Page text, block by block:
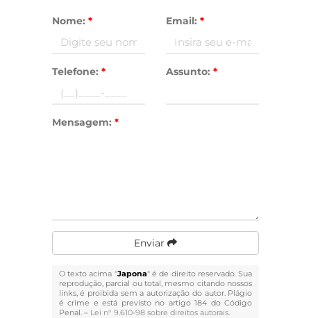
Nome: * Email: *
Telefone: * Assunto: *
Mensagem: *
Enviar
O texto acima "Japona" é de direito reservado. Sua
reprodução, parcial ou total, mesmo citando nossos
links, é proibida sem a autorização do autor. Plágio
é crime e está previsto no artigo 184 do Código
Penal. – Lei n° 9.610-98 sobre direitos autorais.